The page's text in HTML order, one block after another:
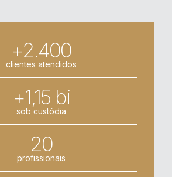
+2.400
clientes atendidos
+1,15 bi
sob custódia
20
profissionais